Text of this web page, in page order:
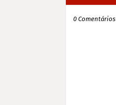
0 Comentários